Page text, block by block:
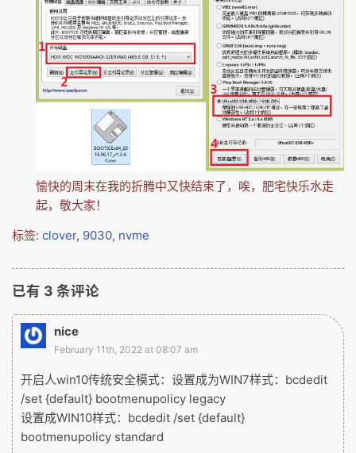
愉快的周末在我的折腾中又快结束了，唉，肥宅快乐水走
起，敬大家！
标签: clover, 9030, nvme
已有 3 条评论
nice
February 11th, 2022 at 08:07 am
开启人win10传统安全模式：设置成为WIN7样式：bcdedit
/set {default} bootmenupolicy legacy
设置成WIN10样式：bcdedit /set {default}
bootmenupolicy standard